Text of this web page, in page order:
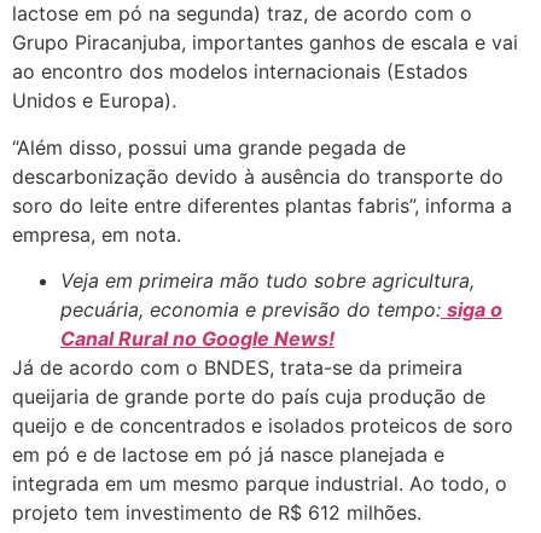
lactose em pó na segunda) traz, de acordo com o
Grupo Piracanjuba, importantes ganhos de escala e vai
ao encontro dos modelos internacionais (Estados
Unidos e Europa).
“Além disso, possui uma grande pegada de
descarbonização devido à ausência do transporte do
soro do leite entre diferentes plantas fabris”, informa a
empresa, em nota.
Veja em primeira mão tudo sobre agricultura,
pecuária, economia e previsão do tempo: siga o
Canal Rural no Google News!
Já de acordo com o BNDES, trata-se da primeira
queijaria de grande porte do país cuja produção de
queijo e de concentrados e isolados proteicos de soro
em pó e de lactose em pó já nasce planejada e
integrada em um mesmo parque industrial. Ao todo, o
projeto tem investimento de R$ 612 milhões.